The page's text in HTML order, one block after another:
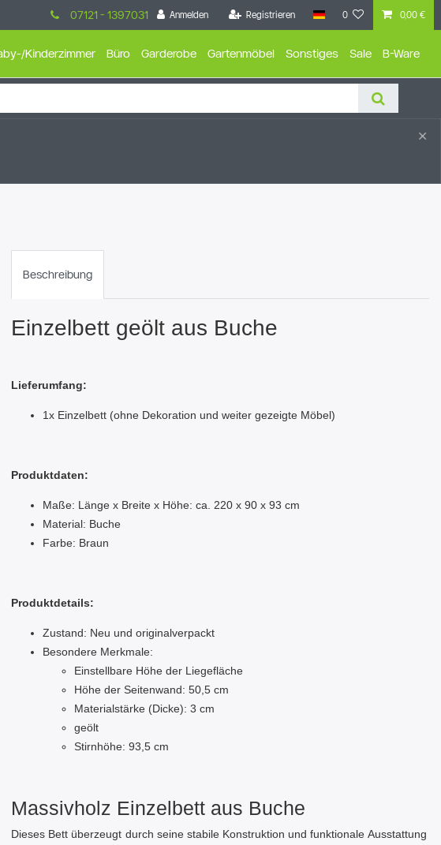
Anmelden Registrieren 0 0,00 €
07121 - 1397031
Kinderzimmer Büro Garderobe Gartenmöbel Sonstiges Sale B-Ware
×
Beschreibung
Einzelbett geölt aus Buche
Lieferumfang:
1x Einzelbett (ohne Dekoration und weiter gezeigte Möbel)
Produktdaten:
Maße: Länge x Breite x Höhe: ca. 220 x 90 x 93 cm
Material: Buche
Farbe: Braun
Produktdetails:
Zustand: Neu und originalverpackt
Besondere Merkmale:
Einstellbare Höhe der Liegefläche
Höhe der Seitenwand: 50,5 cm
Materialstärke (Dicke): 3 cm
geölt
Stirnhöhe: 93,5 cm
Massivholz Einzelbett aus Buche
Dieses Bett überzeugt durch seine stabile Konstruktion und funktionale Ausstattung